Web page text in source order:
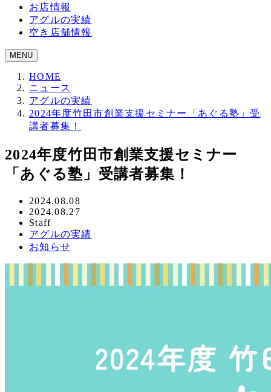
お店情報
アグルの実績
空き店舗情報
MENU
HOME
ニュース
アグルの実績
2024年度竹田市創業支援セミナー「あぐる塾」受
講者募集！
2024年度竹田市創業支援セミナー
「あぐる塾」受講者募集！
投
稿
日
2024.08.08
更
新
日
2024.08.27
著
者
Staff
カ
テ
ー
アグルの実績
カ
リ
お知らせ